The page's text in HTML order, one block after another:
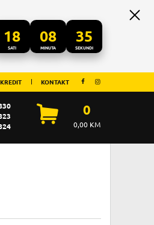
18
SATI
08
MINUTA
35
SEKUNDI
KONTAKT
0
0,00KM